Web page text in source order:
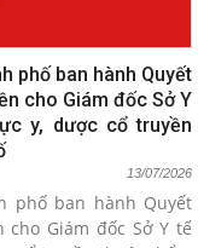
phố ban hành Quyết
cho Giám đốc Sở Y
y, dược cổ truyền
13/07/2026
phố ban hành Quyết
cho Giám đốc Sở Y tế